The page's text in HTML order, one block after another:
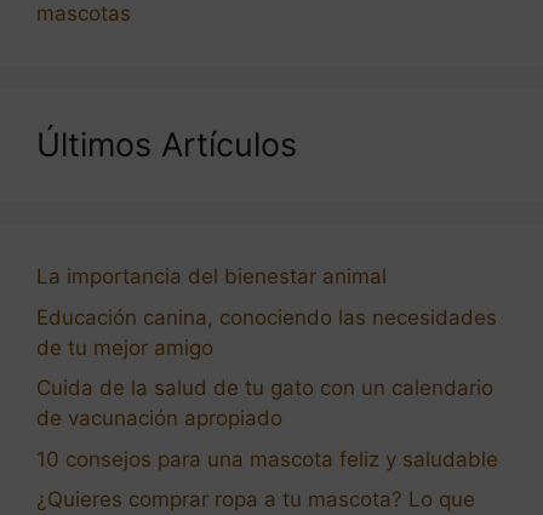
mascotas
Últimos Artículos
La importancia del bienestar animal
Educación canina, conociendo las necesidades
de tu mejor amigo
Cuida de la salud de tu gato con un calendario
de vacunación apropiado
10 consejos para una mascota feliz y saludable
¿Quieres comprar ropa a tu mascota? Lo que